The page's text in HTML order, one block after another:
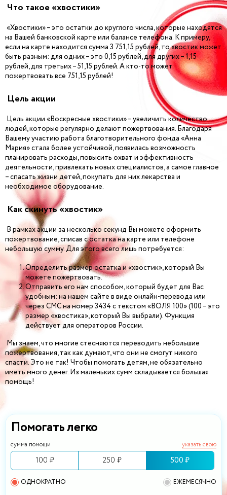
Помогать легко
сумма помощи указать свою
100 ₽ 250 ₽ 500 ₽
ОДНОКРАТНО ЕЖЕМЕСЯЧНО
Что такое «хвостики»
«Хвостики» – это остатки до круглого числа, которые находятся
на Вашей банковской карте или балансе телефона. К примеру,
если на карте находится сумма 3 751,15 рублей, то хвостик может
быть разным: для одних – это 0,15 рублей, для других – 1,15
рублей, для третьих – 51,15 рублей. А кто-то может
пожертвовать все 751,15 рублей!
Цель акции
Цель акции «Воскресные хвостики» – увеличить количество
людей, которые регулярно делают пожертвования. Благодаря
Вашему участию работа благотворительного фонда «Анна
Мария» стала более устойчивой, появилась возможность
планировать расходы, повысить охват и эффективность
деятельности, привлекать новых специалистов, а самое главное
– спасать жизни детей, покупать для них лекарства и
необходимое оборудование.
Как скинуть «хвостик»
В рамках акции за несколько секунд Вы можете оформить
пожертвование, списав с остатка на карте или телефоне
небольшую сумму. Для этого всего лишь потребуется:
Определить размер остатка и «хвостик», который Вы
можете пожертвовать.
Отправить его нам способом, который будет для Вас
удобным: на нашем сайте в виде онлайн-перевода или
через СМС на номер 3434 с текстом «ВОЛЯ 100» (100 – это
размер «хвостика», который Вы выбрали). Функция
действует для операторов России.
Мы знаем, что многие стесняются переводить небольшие
пожертвования, так как думают, что они не смогут никого
спасти. Это не так! Чтобы помогать детям, не обязательно
иметь много денег. Из маленьких сумм складывается большая
помощь!